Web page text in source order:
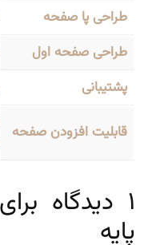
طراحی پا صفحه
طراحی صفحه اول
پشتیبانی
قابلیت افزودن صفحه
1 دیدگاه برای
پایه